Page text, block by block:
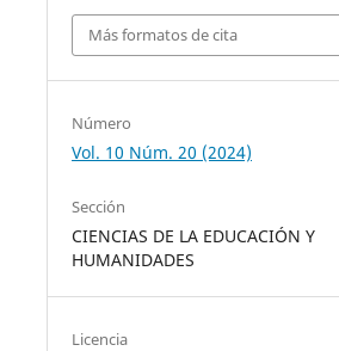
Más formatos de cita
Número
Vol. 10 Núm. 20 (2024)
Sección
CIENCIAS DE LA EDUCACIÓN Y
HUMANIDADES
Licencia